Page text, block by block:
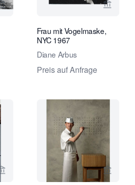
Verkaeuferseite von Studio Nico
Frau mit Vogelmaske,
NYC 1967
Diane Arbus
Preis auf Anfrage
Verkaeuferseite von Eduard Planting